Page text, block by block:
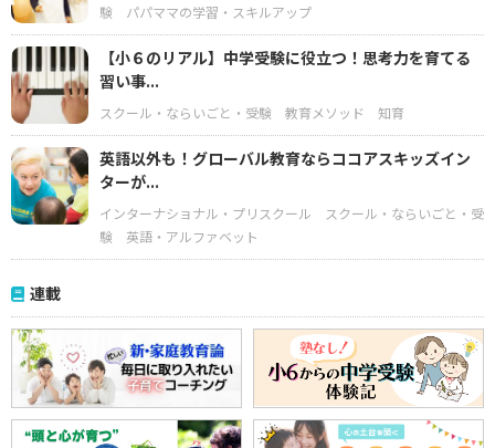
験
パパママの学習・スキルアップ
【小６のリアル】中学受験に役立つ！思考力を育てる
習い事...
スクール・ならいごと・受験 教育メソッド 知育
英語以外も！グローバル教育ならココアスキッズイン
ターが...
インターナショナル・プリスクール
スクール・ならいごと・受
験
英語・アルファベット
連載